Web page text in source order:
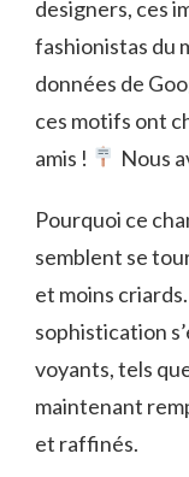
designers, ces
fashionistas du
données de
ces motifs ont
amis !
Nous
Pourquoi ce
semblent se
et moins
sophistication
voyants, tels
maintenant
et raffinés.